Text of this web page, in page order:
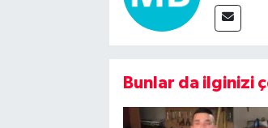
Bunlar da ilginizi